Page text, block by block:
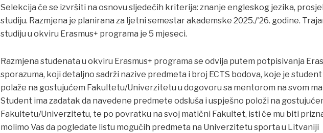
Selekcija će se izvršiti na osnovu sljedećih kriterija: znanje engleskog jezika,
studiju. Razmjena je planirana za ljetni semestar akademske 2025./'26. godine.
studiju u okviru Erasmus+ programa je 5 mjeseci.
Razmjena studenata u okviru Erasmus+ programa se odvija putem potpisivanja
sporazuma, koji detaljno sadrži nazive predmeta i broj ECTS bodova, koje je student
polaže na gostujućem Fakultetu/Univerzitetu u dogovoru sa mentorom na svom
Student ima zadatak da navedene predmete odsluša i uspješno položi na
Fakultetu/Univerzitetu, te po povratku na svoj matični Fakultet, isti će mu biti
molimo Vas da pogledate listu mogućih predmeta na Univerzitetu sporta u Litvaniji